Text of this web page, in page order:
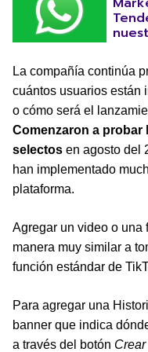
La compañía continúa
cuántos usuarios están
o cómo será el
Comenzaron a
selectos en agosto del
han implementado
plataforma.
Agregar un video o una
manera muy similar a
función estándar de
Para agregar una
banner que indica
a través del botón